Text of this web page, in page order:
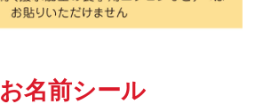
お名前シール